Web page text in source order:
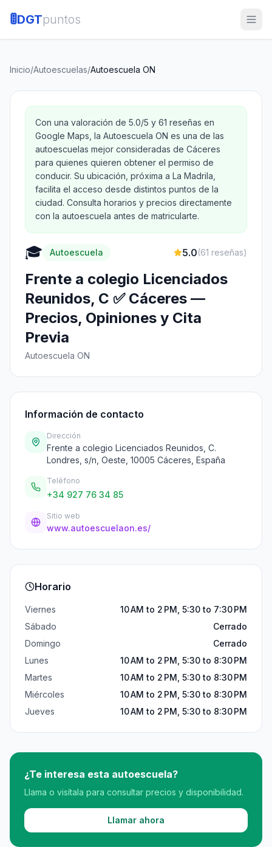
🚦DGTpuntos
Inicio/Autoescuelas/Autoescuela ON
Con una valoración de 5.0/5 y 61 reseñas en
Google Maps, la Autoescuela ON es una de las
autoescuelas mejor consideradas de Cáceres
para quienes quieren obtener el permiso de
conducir. Su ubicación, próxima a La Madrila,
facilita el acceso desde distintos puntos de la
ciudad. Consulta horarios y precios directamente
con la autoescuela antes de matricularte.
🎓 Autoescuela 5.0(61 reseñas)
Frente a colegio Licenciados
Reunidos, C ✅ Cáceres —
Precios, Opiniones y Cita
Previa
Autoescuela ON
Información de contacto
Dirección
Frente a colegio Licenciados Reunidos, C.
Londres, s/n, Oeste, 10005 Cáceres, España
Teléfono
+34 927 76 34 85
Sitio web
www.autoescuelaon.es/
Horario
Viernes
10 AM to 2 PM, 5:30 to 7:30 PM
Sábado
Cerrado
Domingo
Cerrado
Lunes
10 AM to 2 PM, 5:30 to 8:30 PM
Martes
10 AM to 2 PM, 5:30 to 8:30 PM
Miércoles
10 AM to 2 PM, 5:30 to 8:30 PM
Jueves
10 AM to 2 PM, 5:30 to 8:30 PM
¿Te interesa esta autoescuela?
Llama o visítala para consultar precios y disponibilidad.
Llamar ahora